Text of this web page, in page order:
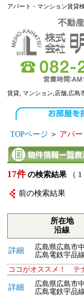
アパート・マンション賃貸
賃貸, マンション,店舗,広島
TOPページ ＞ アパ
17件 の検索結果 （
前の検索結果
所在地
沿線
詳細
広島県広島市
広島電鉄宇品線
ココがオススメ！ テ
詳細
広島県広島市
広島電鉄宇品線